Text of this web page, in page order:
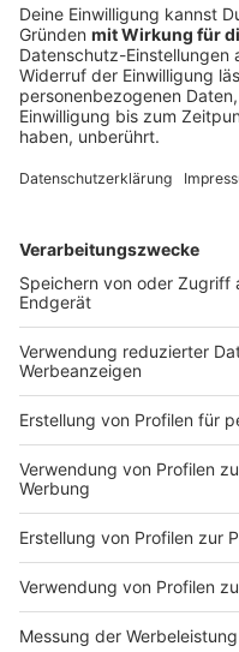
Nach tödlichem
Durch den
Oberleitung entlang
worden. Ein Zug
DEINE GEMERKTEN
Du hast dir noch
Markiere sie hierfür